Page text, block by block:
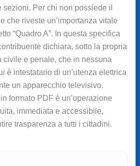
sezioni. Per chi non possiede il
che riveste un’importanza vitale
“Quadro A”. In questa specifica
dichiara, sotto la propria
civile e penale, che in nessuna
è intestatario di un’utenza elettrica
un apparecchio televisivo.
formato PDF è un’operazione
immediata e accessibile,
trasparenza a tutti i cittadini.